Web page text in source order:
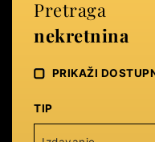
Pretraga
nekretnina
PRIKAŽI
TIP